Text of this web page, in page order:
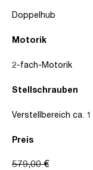
Motorik
Stellschrauben
Preis
Doppelhub
2-fach-Motorik
Verstellbereich ca. 1
579,00 €